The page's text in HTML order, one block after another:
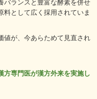
として広く採用されていま
値が、今あらためて見直され
専門医が漢方外来を実施し